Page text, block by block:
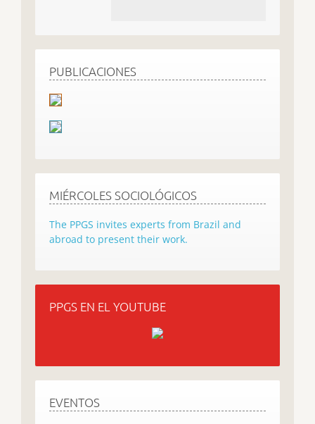
PUBLICACIONES
MIÉRCOLES SOCIOLÓGICOS
The PPGS invites experts from Brazil and
abroad to present their work.
PPGS EN EL YOUTUBE
EVENTOS